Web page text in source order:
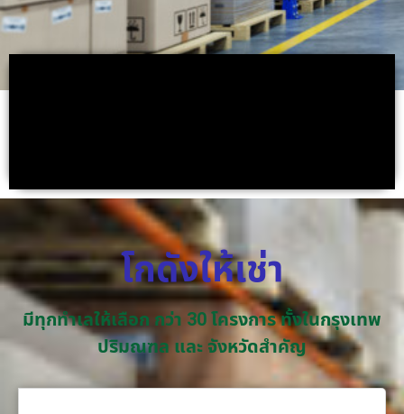
โกดังให้เช่า
มีทุกทำเลให้เลือก กว่า 30 โครงการ ทั้งในกรุงเทพ
ปริมณฑล และ จังหวัดสำคัญ